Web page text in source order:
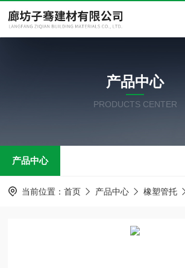
关于我们
产品中心
在线留言
产品中心
PRODUCTS CENTER
产品中心
当前位置： 首页 产品中心 橡塑管托